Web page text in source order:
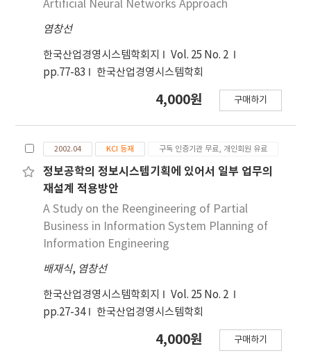
Artificial Neural Networks Approach
염창선
한국산업경영시스템학회지
Vol. 25 No. 2
pp.77-83
한국산업경영시스템학회
4,000원 구매하기
2002.04 KCI 등재 구독 인증기관 무료, 개인회원 유료
정보공학의 정보시스템기획에 있어서 일부 업무의
재설계 적용방안
A Study on the Reengineering of Partial
Business in Information System Planning of
Information Engineering
배재식, 염창선
한국산업경영시스템학회지
Vol. 25 No. 2
pp.27-34
한국산업경영시스템학회
4,000원 구매하기